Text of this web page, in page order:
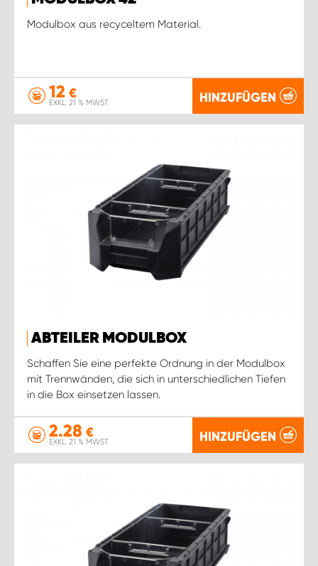
Modulbox aus recyceltem Material.
12 €
EXKL. 21 % MWST. HINZUFÜGEN
ABTEILER MODULBOX
Schaffen Sie eine perfekte Ordnung in der Modulbox
mit Trennwänden, die sich in unterschiedlichen Tiefen
in die Box einsetzen lassen.
2.28 €
EXKL. 21 % MWST. HINZUFÜGEN